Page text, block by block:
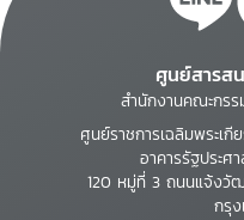
ศูนย์สารส
สำนักงานคณะกร
ศูนย์ราชการเฉลิมพระเ
อาคารรัฐประ
120 หมู่ที่ 3 ถนนแจ้งวั
กรุง